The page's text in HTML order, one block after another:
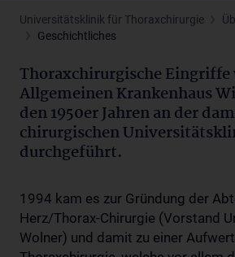
Universitätsklinik für Thoraxchirurgie
Geschichtliches
Thoraxchirurgische Eingriffe
Allgemeinen Krankenhaus
den 1950er Jahren an der
chirurgischen
durchgeführt.
1994 kam es zur Gründung der
Herz/Thorax-Chirurgie (Vorstand
Wolner) und damit zu einer